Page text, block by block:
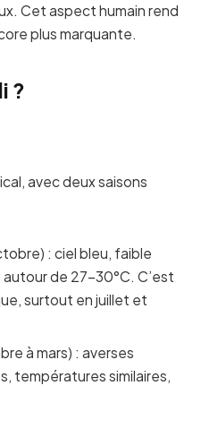
Cet aspect humain rend
plus marquante.
?
avec deux saisons
: ciel bleu, faible
de 27–30°C. C’est
surtout en juillet et
à mars) : averses
températures similaires,